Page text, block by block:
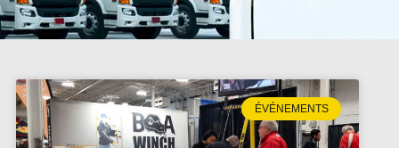
ÉVÉNEMENTS